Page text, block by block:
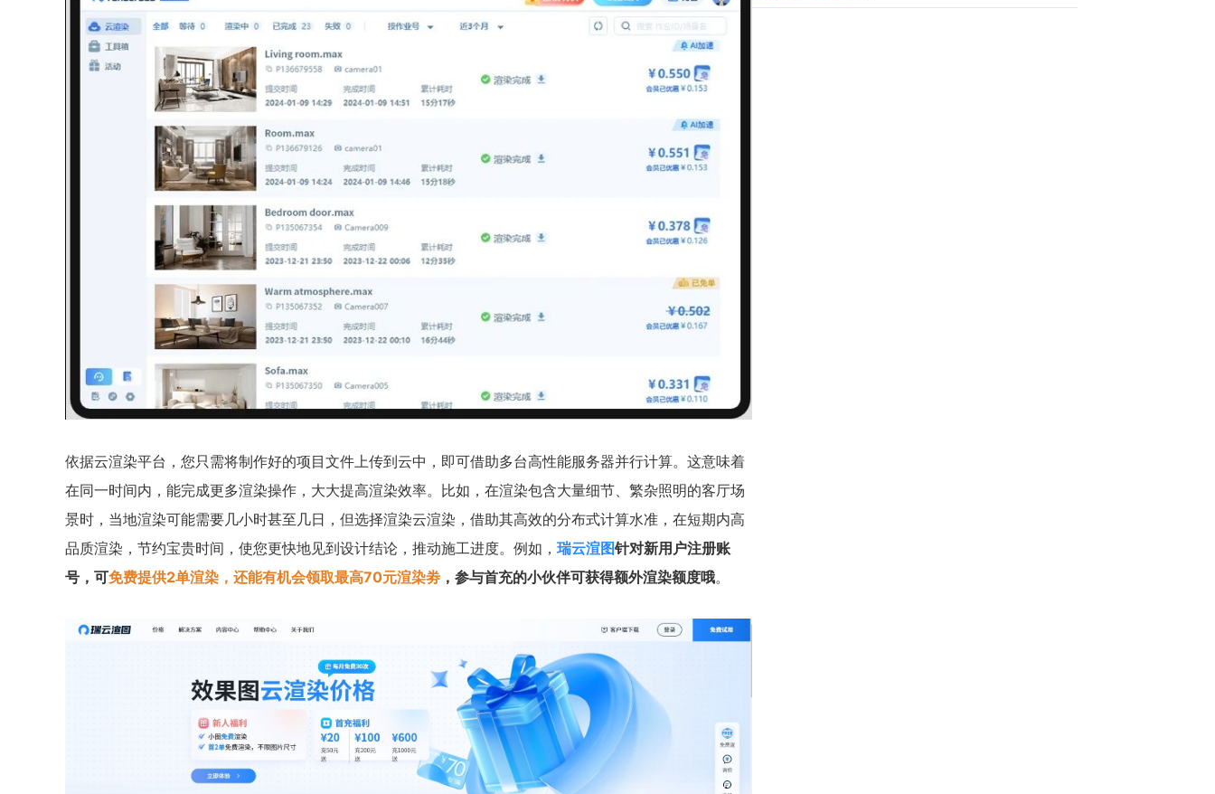
依据云渲染平台，您只需将制作好的项目文件上传到云中，即可借助多台高性能服务器并行计算。这意味着
在同一时间内，能完成更多渲染操作，大大提高渲染效率。比如，在渲染包含大量细节、繁杂照明的客厅场
景时，当地渲染可能需要几小时甚至几日，但选择渲染云渲染，借助其高效的分布式计算水准，在短期内高
品质渲染，节约宝贵时间，使您更快地见到设计结论，推动施工进度。例如， 瑞云渲图针对新用户注册账
号，可免费提供2单渲染，还能有机会领取最高70元渲染劵 ，参与首充的小伙伴可获得额外渲染额度哦。